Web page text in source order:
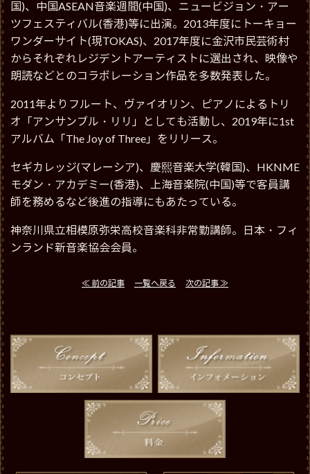
国)、中国ASEAN音楽週間(中国)、ニュービジョン・アー
ツフェスティバル(香港)等に出演。2013年度にトーキョー
ワンダーサイト(現TOKAS)、2017年度に金沢市民芸術村
からそれぞれレジデントアーティストに選出され、映像や
朗読などとのコラボレーション作品を多数発表した。
2011年よりフルート、ヴァイオリン、ピアノによるトリ
オ「アンサンブル・リリ」としても活動し、2019年に1st
アルバム「The Joy of Three」をリリース。
セギカレッジ(マレーシア)、慶熙音楽大学(韓国)、HKNME
モダン・アカデミー(香港)、上海音楽院(中国)等で客員講
師を務めるなど後進の指導にもあたっている。
神奈川県立相模原弥栄高校音楽科非常勤講師。日本・フィ
ンランド新音楽協会会員。
≪ 前の記事 一覧へ戻る 次の記事 ≫